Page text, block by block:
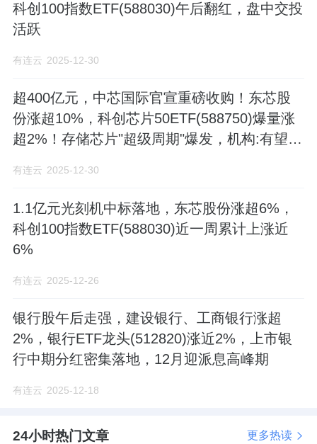
科创100指数ETF(588030)午后翻红，盘中交投
活跃
有连云 2025-12-30
超400亿元，中芯国际官宣重磅收购！东芯股
份涨超10%，科创芯片50ETF(588750)爆量涨
超2%！存储芯片"超级周期"爆发，机构:有望延
有连云 2025-12-30
1.1亿元光刻机中标落地，东芯股份涨超6%，
科创100指数ETF(588030)近一周累计上涨近
6%
有连云 2025-12-26
银行股午后走强，建设银行、工商银行涨超
2%，银行ETF龙头(512820)涨近2%，上市银
行中期分红密集落地，12月迎派息高峰期
有连云 2025-12-18
24小时热门文章 更多热读